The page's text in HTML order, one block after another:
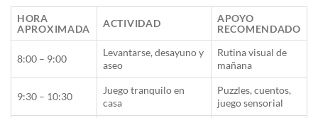
HORA
APROXIMADA
ACTIVIDAD
APOYO
RECOMENDADO
8:00 – 9:00
Levantarse, desayuno y
aseo
Rutina visual de
mañana
9:30 – 10:30
Juego tranquilo en
casa
Puzzles, cuentos,
juego sensorial